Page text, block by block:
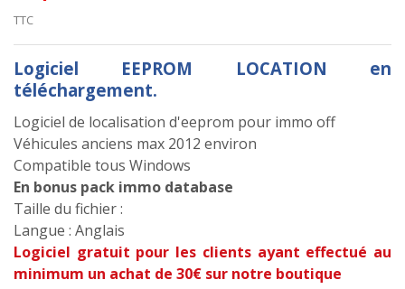
TTC
Logiciel EEPROM LOCATION en
téléchargement.
Logiciel de localisation d'eeprom pour immo off
Véhicules anciens max 2012 environ
Compatible tous Windows
En bonus pack immo database
Taille du fichier :
Langue : Anglais
Logiciel gratuit pour les clients ayant effectué au
minimum un achat de 30€ sur notre boutique